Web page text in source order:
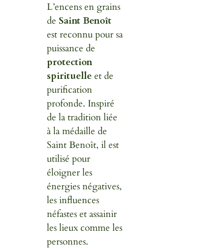
L’encens en grains
de Saint Benoît
est reconnu pour sa
puissance de
protection
spirituelleet de
purification
profonde. Inspiré
de la tradition liée
à la médaille de
Saint Benoît, il est
utilisé pour
éloigner les
énergies négatives,
les influences
néfastes et assainir
les lieux comme les
personnes.